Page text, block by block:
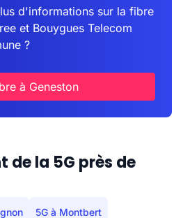
d'informations sur la fibre
et Bouygues Telecom
?
à Geneston
de la 5G près de
5G à Montbert